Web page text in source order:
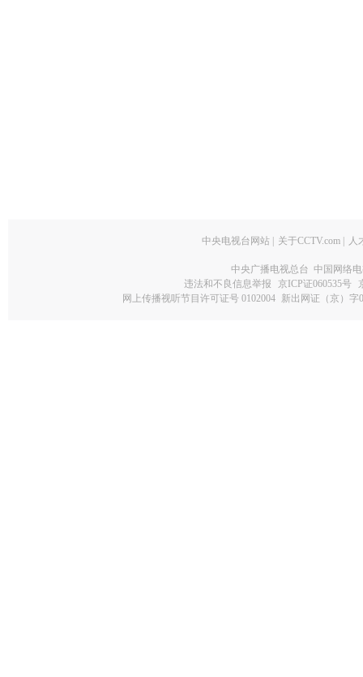
中央电视台网站 关于CCTV.com 人
中央广播电视总台 中国网络
违法和不良信息举报
京ICP证060535号
网上传播视听节目许可证号 0102004 新出网证（京）